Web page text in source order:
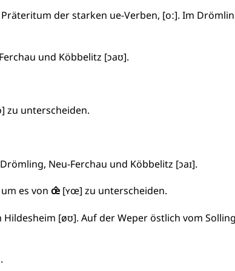
der starken ue-Verben, [oː]. Im
und Köbbelitz [ɔaʊ].
zu unterscheiden.
Neu-Ferchau und Köbbelitz [ɔaɪ].
es von œ̂ [ʏœ] zu unterscheiden.
[øʊ]. Auf der Weper östlich vom